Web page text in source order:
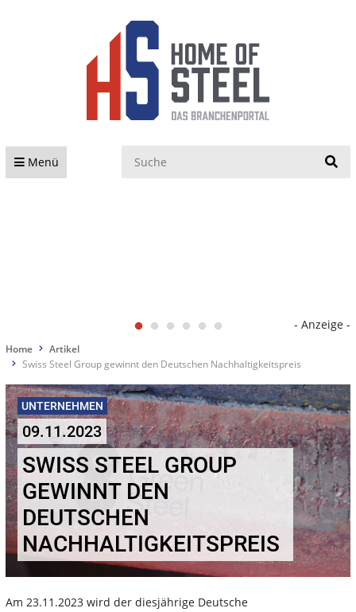
Menü
- Anzeige -
Home
Artikel
Swiss Steel Group gewinnt den Deutschen Nachhaltigkeitspreis
UNTERNEHMEN
09.11.2023
SWISS STEEL GROUP
GEWINNT DEN
DEUTSCHEN
NACHHALTIGKEITSPREIS
Am 23.11.2023 wird der diesjährige Deutsche